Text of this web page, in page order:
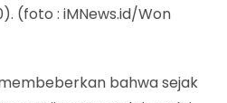
(foto : iMNews.id/Won
bahwa sejak